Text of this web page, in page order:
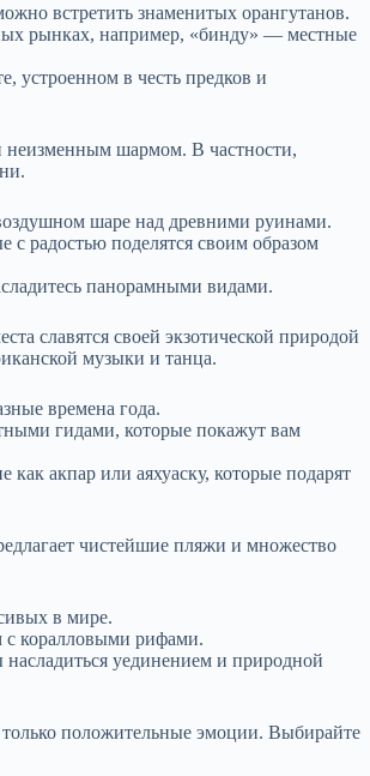
встретить знаменитых орангутанов.
рынках, например, «бинду» — местные
устроенном в честь предков и
неизменным шармом. В частности,
шаре над древними руинами.
радостью поделятся своим образом
панорамными видами.
славятся своей экзотической природой
музыки и танца.
времена года.
гидами, которые покажут вам
акпар или аяхуаску, которые подарят
чистейшие пляжи и множество
в мире.
с коралловыми рифами.
насладиться уединением и природной
положительные эмоции. Выбирайте